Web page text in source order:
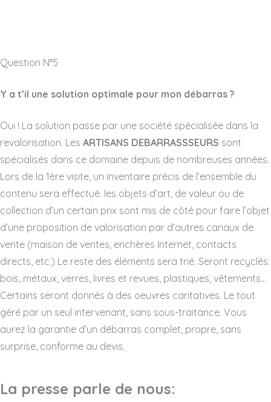
Question N°5
Y a t’il une solution optimale pour mon débarras ?
Oui ! La solution passe par une société spécialisée dans la
revalorisation. Les ARTISANS DEBARRASSSEURS sont
spécialisés dans ce domaine depuis de nombreuses années.
Lors de la 1ère visite, un inventaire précis de l’ensemble du
contenu sera effectué. les objets d’art, de valeur ou de
collection d’un certain prix sont mis de côté pour faire l’objet
d’une proposition de valorisation par d’autres canaux de
vente (maison de ventes, enchères Internet, contacts
directs, etc.) Le reste des éléments sera trié. Seront recyclés:
bois, métaux, verres, livres et revues, plastiques, vêtements…
Certains seront donnés à des oeuvres caritatives. Le tout
géré par un seul intervenant, sans sous-traitance. Vous
aurez la garantie d’un débarras complet, propre, sans
surprise, conforme au devis.
La presse parle de nous: